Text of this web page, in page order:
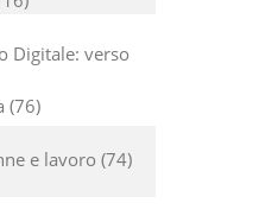
Digitale: verso
76
e lavoro 74